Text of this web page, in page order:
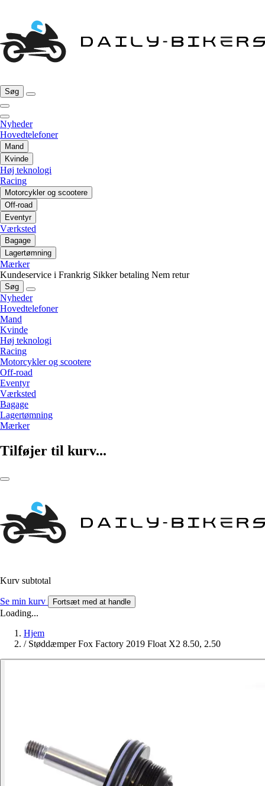
Søg
Nyheder
Hovedtelefoner
Mand
Kvinde
Høj teknologi
Racing
Motorcykler og scootere
Off-road
Eventyr
Værksted
Bagage
Lagertømning
Mærker
Kundeservice i Frankrig Sikker betaling Nem retur
Søg
Nyheder
Hovedtelefoner
Mand
Kvinde
Høj teknologi
Racing
Motorcykler og scootere
Off-road
Eventyr
Værksted
Bagage
Lagertømning
Mærker
Tilføjer til kurv...
Kurv subtotal
Se min kurv Fortsæt med at handle
Loading...
Hjem
/ Støddæmper Fox Factory 2019 Float X2 8.50, 2.50